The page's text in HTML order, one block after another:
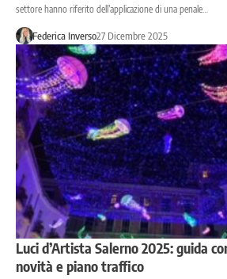
settore hanno riferito dell’applicazione di una penale…
Federica Inverso27 Dicembre 2025
Luci d’Artista Salerno 2025: guida
novità e piano traffico